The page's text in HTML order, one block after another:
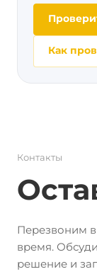
Как
Контакты
Перезвоним
время.
решение и